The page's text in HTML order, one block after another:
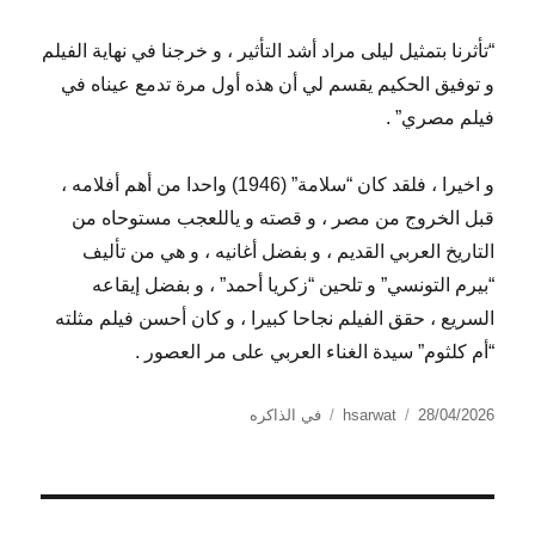
“تأثرنا بتمثيل ليلى مراد أشد التأثير ، و خرجنا في نهاية الفيلم
و توفيق الحكيم يقسم لي أن هذه أول مرة تدمع عيناه في
فيلم مصري” .
و اخيرا ، فلقد كان “سلامة” (1946) واحدا من أهم أفلامه ،
قبل الخروج من مصر ، و قصته و ياللعجب مستوحاه من
التاريخ العربي القديم ، و بفضل أغانيه ، و هي من تأليف
“بيرم التونسي” و تلحين “زكريا أحمد” ، و بفضل إيقاعه
السريع ، حقق الفيلم نجاحا كبيرا ، و كان أحسن فيلم مثلته
“أم كلثوم” سيدة الغناء العربي على مر العصور .
الكاتب hsarwat
نُشرت 28/04/2026 التصنيفات
في الذاكره